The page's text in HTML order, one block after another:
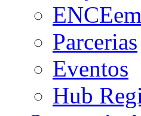
Parcerias
Eventos
Hub